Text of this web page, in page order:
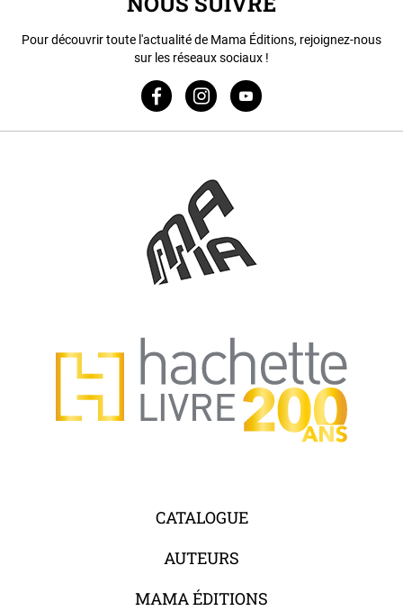
Pour découvrir toute l'actualité de Mama Éditions, rejoignez-nous
sur les réseaux sociaux !
CATALOGUE
AUTEURS
MAMA ÉDITIONS